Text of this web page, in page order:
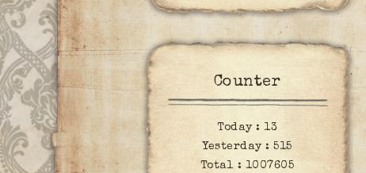
Counter
Today : 13
Yesterday :515
Total : 1007605